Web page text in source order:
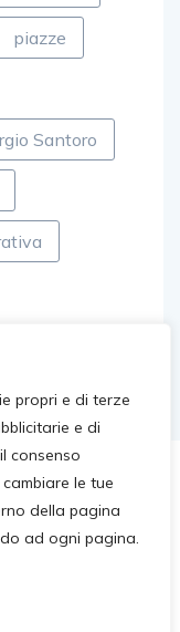
propri e di terze
e di
consenso
le tue
della pagina
ad ogni pagina.
piazze
Santoro